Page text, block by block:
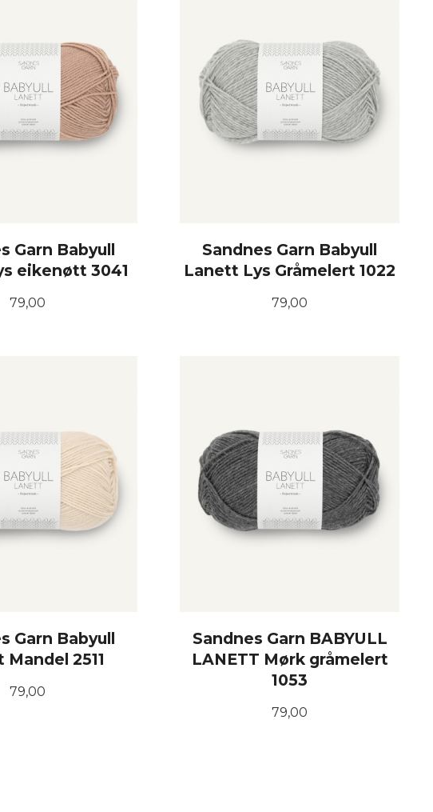
Garn Babyull
eikenøtt 3041
Pris
79,00
Sandnes Garn Babyull
Lanett Lys Gråmelert 1022
Pris
79,00
Garn Babyull
2511
Pris
79,00
Sandnes Garn BABYULL
LANETT Mørk gråmelert
1053
Pris
79,00